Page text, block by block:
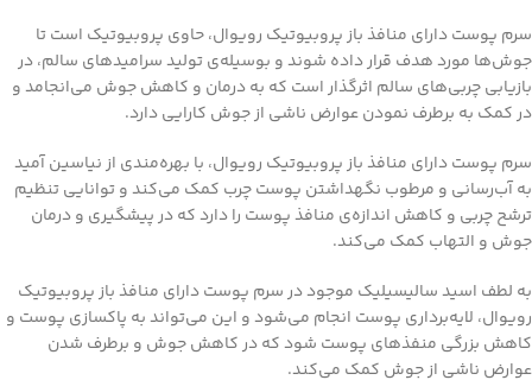
سرم پوست‌ دارای منافذ باز پروبیوتیک رویوال، حاوی پروبیوتیک است تا
جوش‌ها مورد هدف قرار داده شوند و بوسیله‌ی تولید‌ سرامیدهای سالم، در
بازیابی چربی‌های سالم اثرگذار است که به درمان و کاهش جوش می‌انجامد و
در کمک به برطرف‌ نمودن عوارض ناشی از جوش کارایی دارد.
سرم پوست‌ دارای منافذ باز پروبیوتیک رویوال، با بهره‌مندی از نیاسین آمید
به آب‌رسانی و مرطوب نگهداشتن پوست چرب کمک می‌کند و توانایی تنظیم
ترشح چربی و کاهش اندازه‌ی منافذ پوست را دارد که در پیشگیری و درمان
جوش و التهاب کمک می‌کند.
به لطف اسید سالیسیلیک موجود در سرم پوست‌ دارای منافذ باز پروبیوتیک
رویوال، لایه‌برداری پوست انجام می‌شود و این می‌تواند به پاکسازی پوست و
کاهش بزرگی منفذهای پوست شود که در کاهش جوش و برطرف‌ شدن
عوارض ناشی از جوش کمک می‌کند.